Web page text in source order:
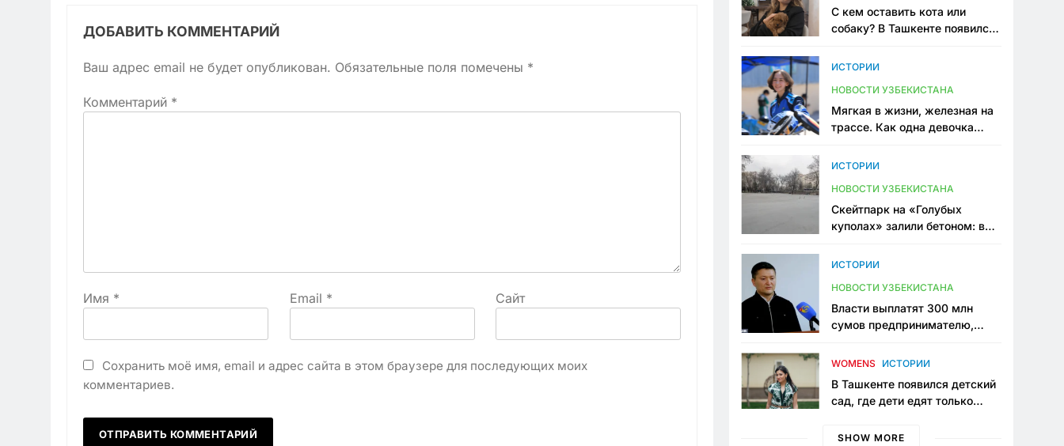
ДОБАВИТЬ КОММЕНТАРИЙ
Ваш адрес email не будет опубликован. Обязательные поля помечены *
Комментарий *
Имя * Email * Сайт
Сохранить моё имя, email и адрес сайта в этом браузере для последующих моих
комментариев.
С кем оставить кота или
собаку? В Ташкенте появился
ИСТОРИИ
НОВОСТИ УЗБЕКИСТАНА
Мягкая в жизни, железная на
трассе. Как одна девочка
Узбекистане
ИСТОРИИ
НОВОСТИ УЗБЕКИСТАНА
Скейтпарк на «Голубых
куполах» залили бетоном: в
одно общественное
ИСТОРИИ
НОВОСТИ УЗБЕКИСТАНА
Власти выплатят 300 млн
сумов предпринимателю,
тюрьме по незаконному
WOMENS ИСТОРИИ
В Ташкенте появился детский
сад, где дети едят только
мама, которая устала просить
SHOW MORE